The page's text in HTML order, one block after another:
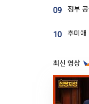
09
10
최신 영상